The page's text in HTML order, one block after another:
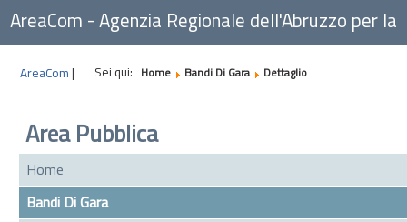
AreaCom - Agenzia Regionale dell'Abruzzo per la
Committenza
AreaCom | Sei qui: Home Bandi Di Gara Dettaglio
Area Pubblica
Home
Bandi Di Gara